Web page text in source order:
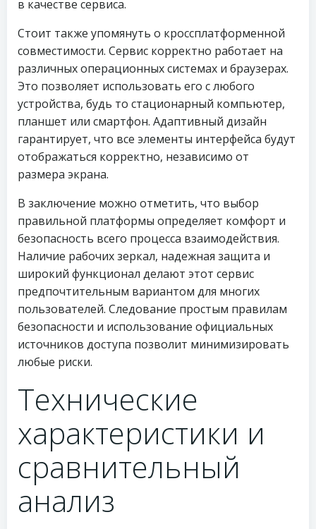
в качестве сервиса.
Стоит также упомянуть о кроссплатформенной
совместимости. Сервис корректно работает на
различных операционных системах и браузерах.
Это позволяет использовать его с любого
устройства, будь то стационарный компьютер,
планшет или смартфон. Адаптивный дизайн
гарантирует, что все элементы интерфейса будут
отображаться корректно, независимо от
размера экрана.
В заключение можно отметить, что выбор
правильной платформы определяет комфорт и
безопасность всего процесса взаимодействия.
Наличие рабочих зеркал, надежная защита и
широкий функционал делают этот сервис
предпочтительным вариантом для многих
пользователей. Следование простым правилам
безопасности и использование официальных
источников доступа позволит минимизировать
любые риски.
Технические
характеристики и
сравнительный
анализ